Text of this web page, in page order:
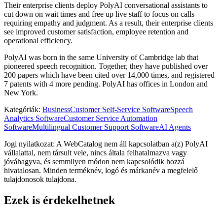
Their enterprise clients deploy PolyAI conversational assistants to
cut down on wait times and free up live staff to focus on calls
requiring empathy and judgment. As a result, their enterprise clients
see improved customer satisfaction, employee retention and
operational efficiency.
PolyAI was born in the same University of Cambridge lab that
pioneered speech recognition. Together, they have published over
200 papers which have been cited over 14,000 times, and registered
7 patents with 4 more pending. PolyAI has offices in London and
New York.
Kategóriák: BusinessCustomer Self-Service SoftwareSpeech
Analytics SoftwareCustomer Service Automation
SoftwareMultilingual Customer Support SoftwareAI Agents
Jogi nyilatkozat: A WebCatalog nem áll kapcsolatban a(z) PolyAI
vállalattal, nem társult vele, nincs általa felhatalmazva vagy
jóváhagyva, és semmilyen módon nem kapcsolódik hozzá
hivatalosan. Minden terméknév, logó és márkanév a megfelelő
tulajdonosok tulajdona.
Ezek is érdekelhetnek